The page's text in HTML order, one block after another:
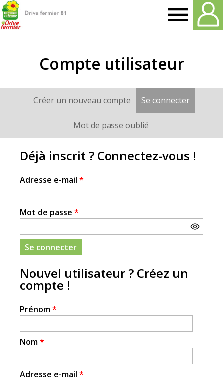
Tarn
Compte utilisateur
OngletsCréer un nouveau compte Se connecter(onglet
Mot de passe oublié
Déjà inscrit ? Connectez-vous !
Adresse e-mail *
Mot de passe *
Nouvel utilisateur ? Créez un
compte !
Prénom*
Nom*
Adresse e-mail *